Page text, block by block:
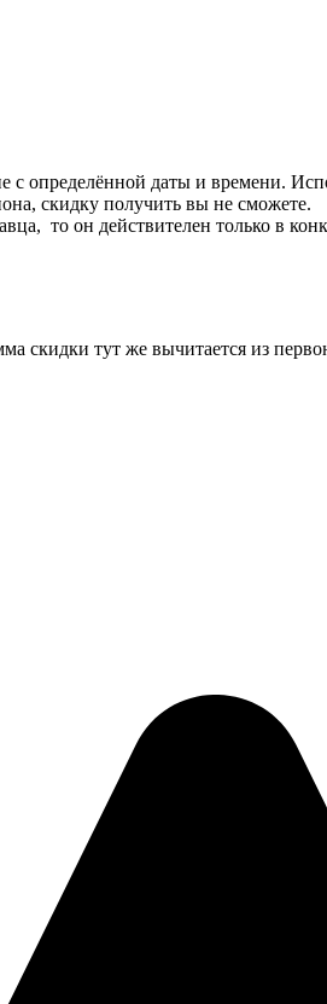
определённой даты и времени.
скидку получить вы не сможете.
то он действителен только в
скидки тут же вычитается из